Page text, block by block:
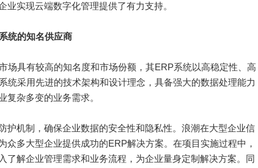
实现云端数字化管理提供了有力支持。
统的知名供应商
具有较高的知名度和市场份额，其ERP系统以高稳定性、高
统采用先进的技术架构和设计理念，具备强大的数据处理能力
复杂多变的业务需求。
机制，确保企业数据的安全性和隐私性。浪潮在大型企业信
众多大型企业提供成功的ERP解决方案。在项目实施过程中，
了解企业管理需求和业务流程，为企业量身定制解决方案。同